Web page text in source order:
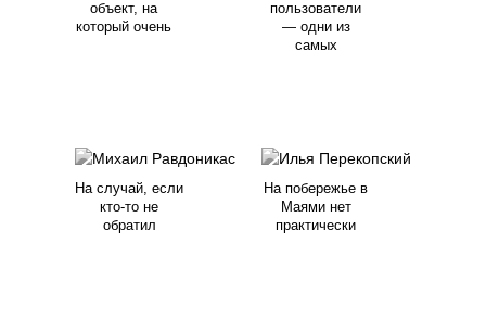
объект, на
который очень
пользователи
— одни из
самых
На случай, если
кто-то не
обратил
На побережье в
Маями нет
практически